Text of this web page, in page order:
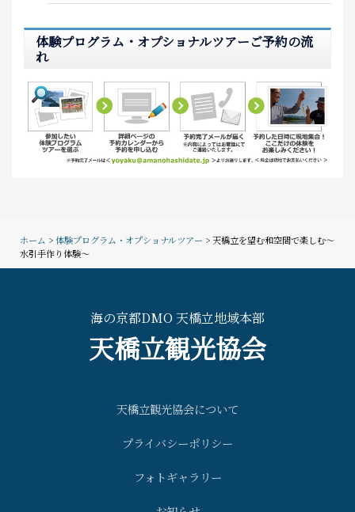
体験プログラム・オプショナルツアーご予約の流
れ
ホーム >体験プログラム・オプショナルツアー > 天橋立を望む和空間で楽しむ～
水引手作り体験～
海の京都DMO 天橋立地域本部
天橋立観光協会
天橋立観光協会について
プライバシーポリシー
フォトギャラリー